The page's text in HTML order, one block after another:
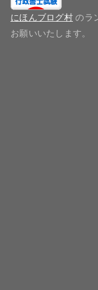
にほんブログ村 のラ
お願いいたします。